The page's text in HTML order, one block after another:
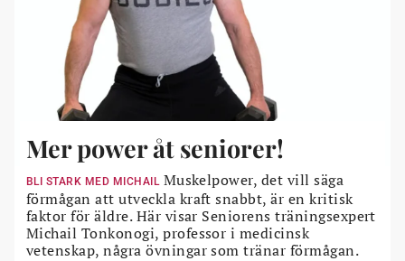
Mer power åt seniorer!
BLI STARK MED MICHAILMuskelpower, det vill säga
förmågan att utveckla kraft snabbt, är en kritisk
faktor för äldre. Här visar Seniorens träningsexpert
Michail Tonkonogi, professor i medicinsk
vetenskap, några övningar som tränar förmågan.